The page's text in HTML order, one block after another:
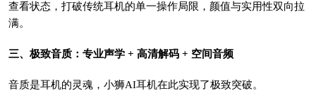
查看状态，打破传统耳机的单一操作局限，颜值与实用性双向拉
满。
三、极致音质：专业声学 + 高清解码 + 空间音频
音质是耳机的灵魂，小狮AI耳机在此实现了极致突破。